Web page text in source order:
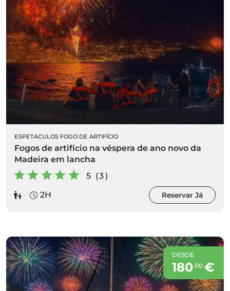
ESPETACULOS FOGO DE ARTIFÍCIO
Fogos de artifício na véspera de ano novo da
Madeira em lancha
5 (3)
2H
Reservar Já
DESDE
180 00€